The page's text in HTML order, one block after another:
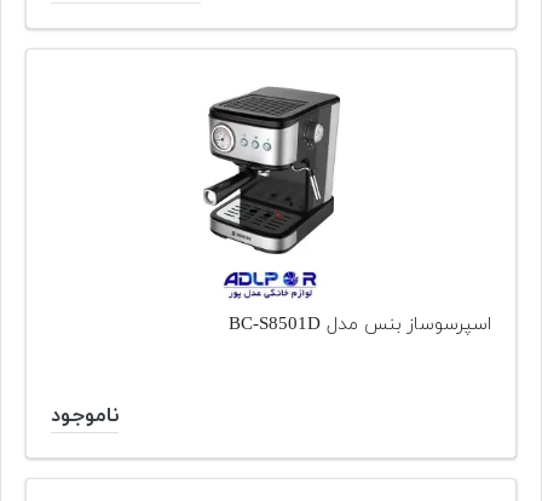
اسپرسوساز بنس مدل BC-S8501D
ناموجود